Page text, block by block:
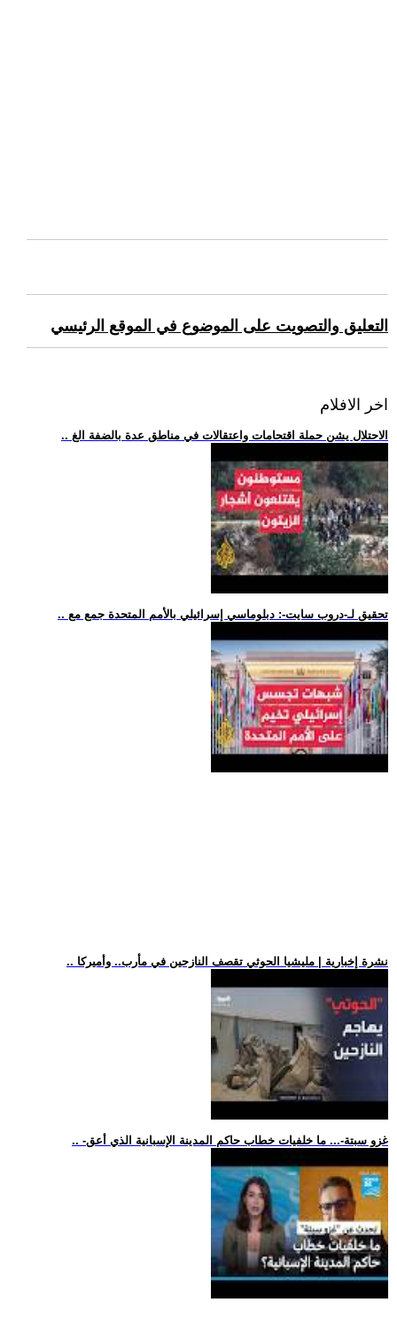
التعليق والتصويت على الموضوع في الموقع الرئيسي
اخر الافلام
.. الاحتلال يشن حملة اقتحامات واعتقالات في مناطق عدة بالضفة الغ
.. تحقيق لـ-دروب سايت-: دبلوماسي إسرائيلي بالأمم المتحدة جمع مع
.. نشرة إخبارية | مليشيا الحوثي تقصف النازحين في مأرب.. وأميركا
.. -غزو سبتة-... ما خلفيات خطاب حاكم المدينة الإسبانية الذي أعق